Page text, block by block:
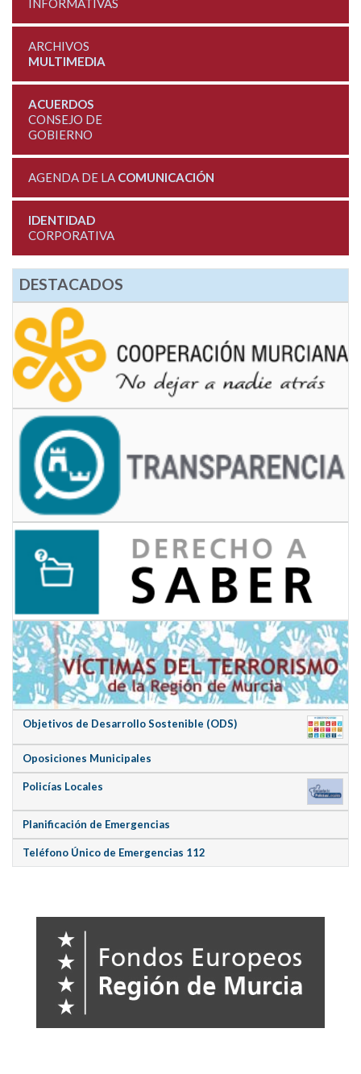
INFORMATIVAS
ARCHIVOS
MULTIMEDIA
ACUERDOS
CONSEJO DE
GOBIERNO
AGENDA DE LA COMUNICACIÓN
IDENTIDAD
CORPORATIVA
DESTACADOS
Objetivos de Desarrollo Sostenible (ODS)
Oposiciones Municipales
Policías Locales
Planificación de Emergencias
Teléfono Único de Emergencias 112